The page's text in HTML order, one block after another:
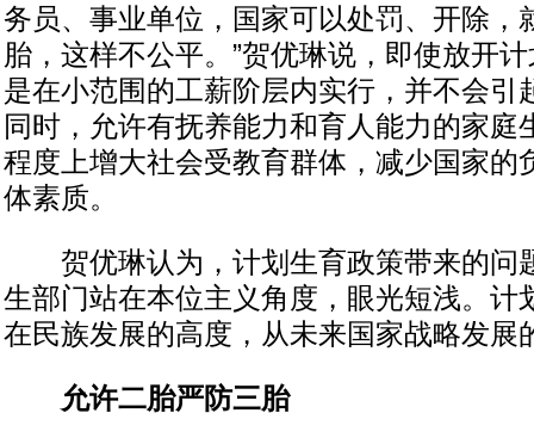
务员、事业单位，国家可以处罚、开除，
胎，这样不公平。”贺优琳说，即使放开
是在小范围的工薪阶层内实行，并不会引
同时，允许有抚养能力和育人能力的家庭
程度上增大社会受教育群体，减少国家的
体素质。
贺优琳认为，计划生育政策带来的问
生部门站在本位主义角度，眼光短浅。计
在民族发展的高度，从未来国家战略发展
允许二胎严防三胎